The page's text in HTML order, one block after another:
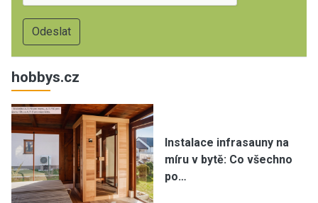
hobbys.cz
Instalace infrasauny na
míru v bytě: Co všechno
po…